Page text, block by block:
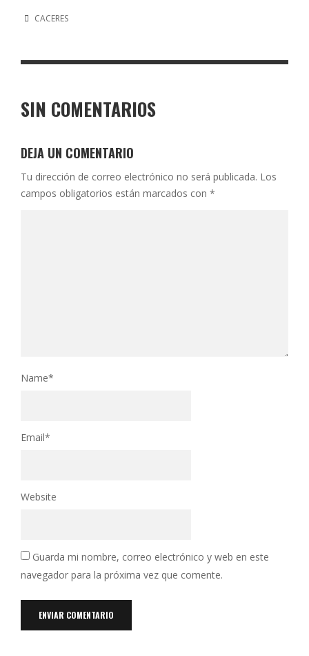
CACERES
SIN COMENTARIOS
DEJA UN COMENTARIO
Tu dirección de correo electrónico no será publicada. Los
campos obligatorios están marcados con *
Name*
Email*
Website
Guarda mi nombre, correo electrónico y web en este
navegador para la próxima vez que comente.